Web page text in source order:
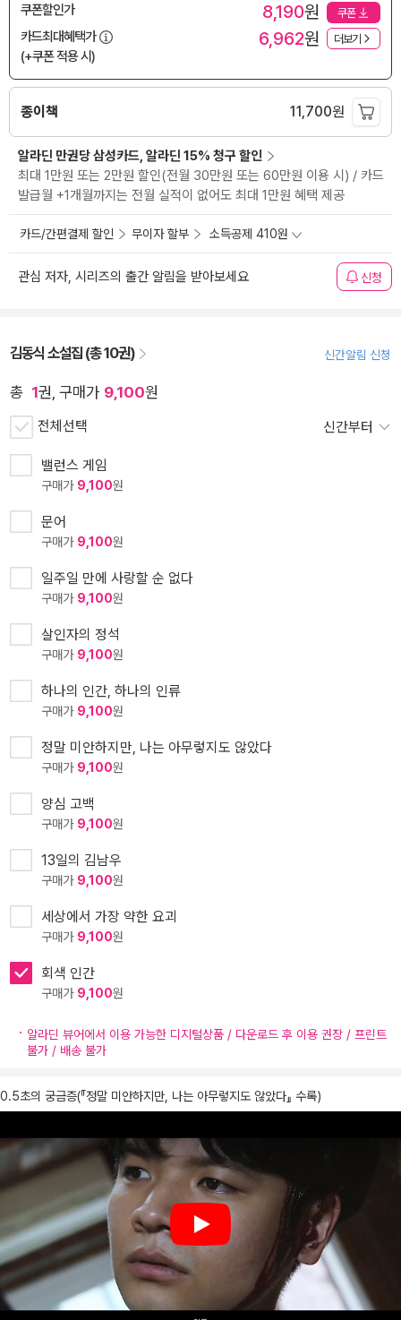
쿠폰할인가 8,190원 쿠폰
카드최대혜택가
(+쿠폰 적용 시)
6,962원 더보기
종이책 11,700원
알라딘 만권당 삼성카드, 알라딘 15% 청구 할인
최대 1만원 또는 2만원 할인(전월 30만원 또는 60만원 이용 시) / 카드
발급월 +1개월까지는 전월 실적이 없어도 최대 1만원 혜택 제공
카드/간편결제 할인 무이자 할부 소득공제 410원
관심 저자, 시리즈의 출간 알림을 받아보세요 신청
김동식 소설집 (총 10권) 신간알림 신청
총 1권, 구매가 9,100원
전체선택 신간부터
밸런스 게임
구매가 9,100원
문어
구매가 9,100원
일주일 만에 사랑할 순 없다
구매가 9,100원
살인자의 정석
구매가 9,100원
하나의 인간, 하나의 인류
구매가 9,100원
정말 미안하지만, 나는 아무렇지도 않았다
구매가 9,100원
양심 고백
구매가 9,100원
13일의 김남우
구매가 9,100원
세상에서 가장 약한 요괴
구매가 9,100원
회색 인간
구매가 9,100원
알라딘 뷰어에서 이용 가능한 디지털상품 / 다운로드 후 이용 권장 / 프린트
불가 / 배송 불가
0.5초의 궁금증(『정말 미안하지만, 나는 아무렇지도 않았다』 수록)
Play